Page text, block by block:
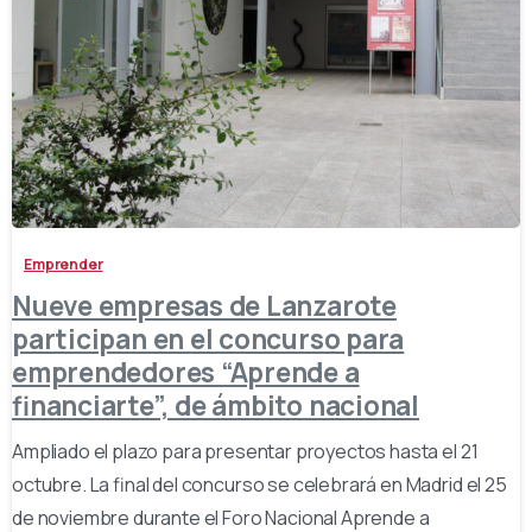
Emprender
Nueve empresas de Lanzarote
participan en el concurso para
emprendedores “Aprende a
financiarte”, de ámbito nacional
Ampliado el plazo para presentar proyectos hasta el 21
octubre. La final del concurso se celebrará en Madrid el 25
de noviembre durante el Foro Nacional Aprende a